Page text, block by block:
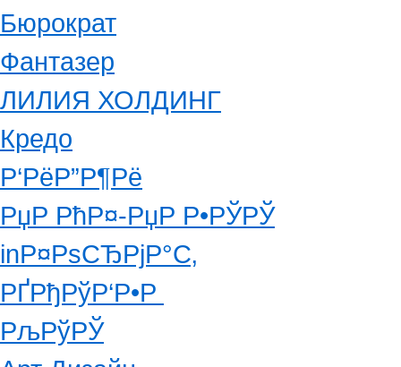
Бюрократ
Фантазер
ЛИЛИЯ ХОЛДИНГ
Кредо
Р‘РёР”Р¶Рё
РџР РћР¤-РџР Р•РЎРЎ
inР¤РѕСЂРјР°С‚
РҐРђРўР‘Р•Р
РљРўРЎ